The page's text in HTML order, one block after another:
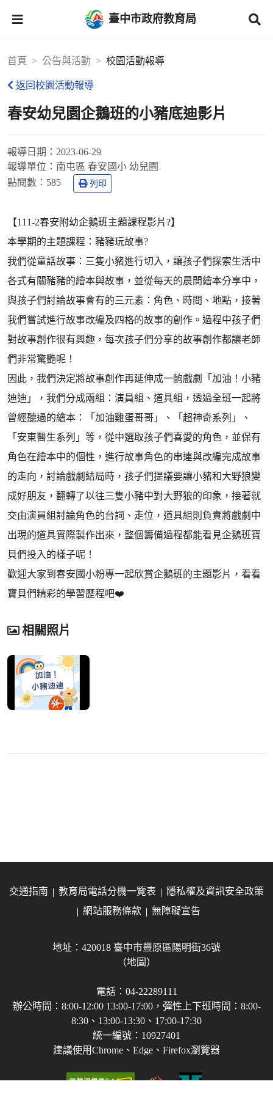
臺中市政府教育局
首頁 公告與活動 校園活動報導
返回校園活動報導
春安幼兒園企鵝班的小豬底迪影片
報導日期： 2023-06-29
報導單位： 南屯區 春安國小 幼兒園
點閱數： 585 列印
【111-2春安附幼企鵝班主題課程影片?】
本學期的主題課程：豬豬玩故事?
我們從童話故事：三隻小豬進行切入，讓孩子們探索生活中
各式有關豬豬的繪本與故事，並從每天的晨間繪本分享中，
與孩子們討論故事會有的三元素：角色、時間、地點，接著
我們嘗試進行故事改編及四格的故事的創作。過程中孩子們
對故事創作很有興趣，每次孩子們分享的故事創作都讓老師
們非常驚艷呢！
因此，我們決定將故事創作再延伸成一齣戲劇「加油！小豬
迪迪」，我們分成兩組：演員組、道具組，透過全班一起將
曾經聽過的繪本：「加油雞蛋哥哥」、「超神奇系列」、
「安東醫生系列」等，從中選取孩子們喜愛的角色，並保有
角色在繪本中的個性，進行故事角色的串連與改編完成故事
的走向，討論戲劇結局時，孩子們提議要讓小豬和大野狼變
成好朋友，翻轉了以往三隻小豬中對大野狼的印象，接著就
交由演員組討論角色的台詞、走位，道具組則負責將戲劇中
出現的道具實際製作出來，整個籌備過程都能看見企鵝班寶
貝們投入的樣子呢！
歡迎大家到春安國小粉專一起欣賞企鵝班的主題影片，看看
寶貝們精彩的學習歷程吧❤️
相關照片
交通指南 教育局電話分機一覽表
隱私權及資訊安全政策
網站服務條款
無障礙宣告
地址：420018 臺中市豐原區陽明街36號
（地圖）
電話：04-22289111
辦公時間：8:00-12:00 13:00-17:00，彈性上下班時間：8:00-
8:30、13:00-13:30、17:00-17:30
統一編號：10927401
建議使用Chrome、Edge、Firefox瀏覽器